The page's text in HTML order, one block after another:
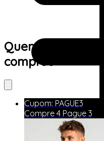
Quem viu este
comprou